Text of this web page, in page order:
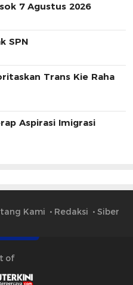
7 Agustus 2026
SPN
Trans Kie Raha
Aspirasi Imigrasi
Kami Redaksi Siber
of